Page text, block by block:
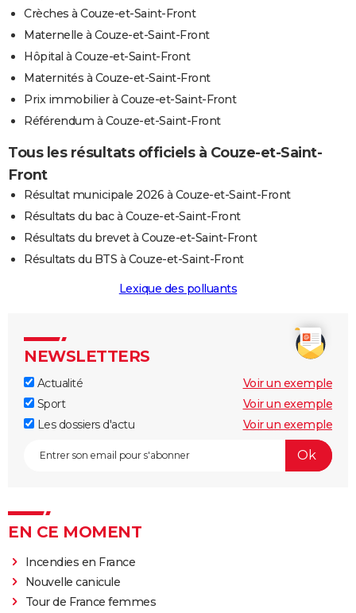
Crèches à Couze-et-Saint-Front
Maternelle à Couze-et-Saint-Front
Hôpital à Couze-et-Saint-Front
Maternités à Couze-et-Saint-Front
Prix immobilier à Couze-et-Saint-Front
Référendum à Couze-et-Saint-Front
Tous les résultats officiels à Couze-et-Saint-
Front
Résultat municipale 2026 à Couze-et-Saint-Front
Résultats du bac à Couze-et-Saint-Front
Résultats du brevet à Couze-et-Saint-Front
Résultats du BTS à Couze-et-Saint-Front
Lexique des polluants
NEWSLETTERS
Actualité
Voir un exemple
Sport
Voir un exemple
Les dossiers d'actu
Voir un exemple
EN CE MOMENT
Incendies en France
Nouvelle canicule
Tour de France femmes